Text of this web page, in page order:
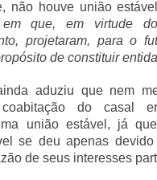
não houve união
em que, em virtude
projetaram, para o
de constituir
aduziu que nem
do casal
união estável, já
se deu apenas
de seus interesses